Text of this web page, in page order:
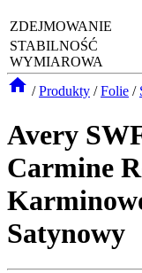
ZDEJMOWANIE
STABILNOŚĆ
WYMIAROWA
/ Produkty / Folie /
Avery
Carmine
Satynowy